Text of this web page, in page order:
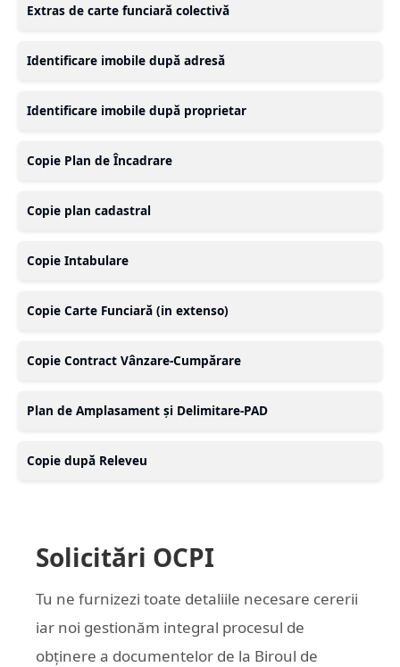
Extras de carte funciară colectivă
Identificare imobile după adresă
Identificare imobile după proprietar
Copie Plan de Încadrare
Copie plan cadastral
Copie Intabulare
Copie Carte Funciară (in extenso)
Copie Contract Vânzare-Cumpărare
Plan de Amplasament și Delimitare-PAD
Copie după Releveu
Solicitări OCPI
Tu ne furnizezi toate detaliile necesare cererii
iar noi gestionăm integral procesul de
obținere a documentelor de la Biroul de